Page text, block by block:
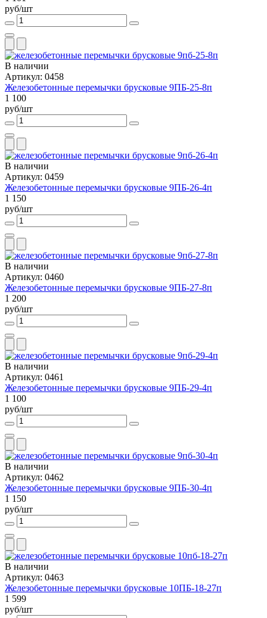
руб/шт
В наличии
Артикул: 0458
Железобетонные перемычки брусковые 9ПБ-25-8п
1 100
руб/шт
В наличии
Артикул: 0459
Железобетонные перемычки брусковые 9ПБ-26-4п
1 150
руб/шт
В наличии
Артикул: 0460
Железобетонные перемычки брусковые 9ПБ-27-8п
1 200
руб/шт
В наличии
Артикул: 0461
Железобетонные перемычки брусковые 9ПБ-29-4п
1 100
руб/шт
В наличии
Артикул: 0462
Железобетонные перемычки брусковые 9ПБ-30-4п
1 150
руб/шт
В наличии
Артикул: 0463
Железобетонные перемычки брусковые 10ПБ-18-27п
1 599
руб/шт